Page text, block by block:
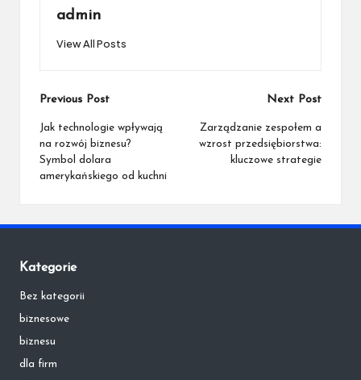
admin
View All Posts
Post
navigation
Previous Post
Jak technologie wpływają
na rozwój biznesu?
Symbol dolara
amerykańskiego od kuchni
Next Post
Zarządzanie zespołem a
wzrost przedsiębiorstwa:
kluczowe strategie
Kategorie
Bez kategorii
biznesowe
biznesu
dla firm